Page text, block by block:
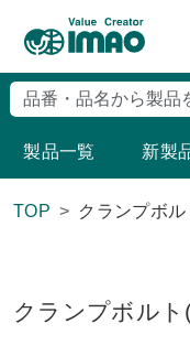
製品一覧 新製
TOP クランプボ
クランプボル